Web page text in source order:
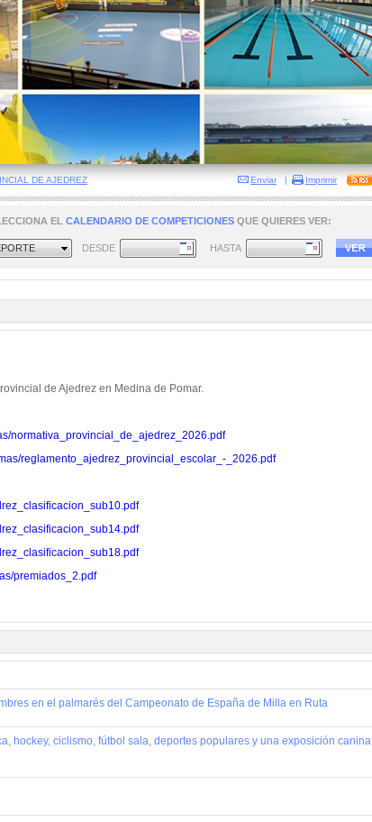
DE AJEDREZ Enviar | Imprimir
EL CALENDARIO DE COMPETICIONES QUE QUIERES VER:
DESDE HASTA
de Ajedrez en Medina de Pomar.
normativa_provincial_de_ajedrez_2026.pdf
reglamento_ajedrez_provincial_escolar_-_2026.pdf
premiados_2.pdf
en el palmarés del Campeonato de España de Milla en Ruta
hockey, ciclismo, fútbol sala, deportes populares y una exposición canina